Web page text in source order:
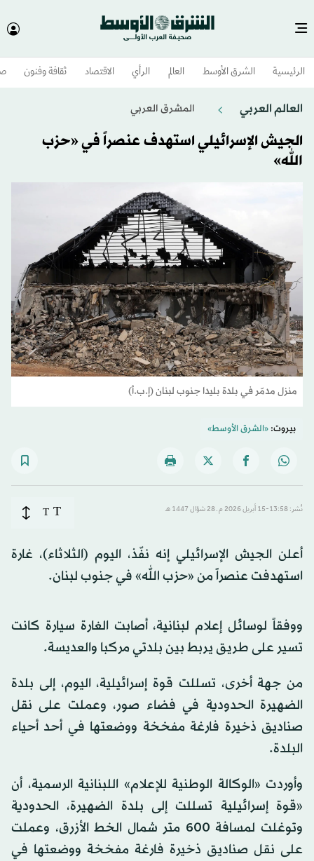
الرئيسية الشرق الأوسط​ العالم الرأي الاقتصاد ثقافة وفنون
العالم العربي المشرق العربي
الجيش الإسرائيلي استهدف عنصراً في «حزب
الله»
منزل مدمّر في بلدة بليدا جنوب لبنان (إ.ب.أ)
بيروت:«الشرق الأوسط»
نُشر: 13:58-15 أبريل 2026 م ـ 28 شوّال 1447 هـ T
T
أعلن الجيش الإسرائيلي إنه نفّذ، اليوم (الثلاثاء)، غارة
استهدفت عنصراً من «حزب الله» في جنوب لبنان.
ووفقاً لوسائل إعلام لبنانية، أصابت الغارة سيارة كانت
تسير على طريق يربط بين بلدتي مركبا والعديسة.
من جهة أخرى، تسللت قوة إسرائيلية، اليوم، إلى بلدة
الضهيرة الحدودية في فضاء صور، وعملت على نقل
صناديق ذخيرة فارغة مفخخة ووضعتها في أحد أحياء
البلدة.
وأوردت «الوكالة الوطنية للإعلام» اللبنانية الرسمية، أن
«قوة إسرائيلية تسللت إلى بلدة الضهيرة، الحدودية
وتوغلت لمسافة 600 متر شمال الخط الأزرق، وعملت
على نقل صناديق ذخيرة فارغة مفخخة ووضعتها في